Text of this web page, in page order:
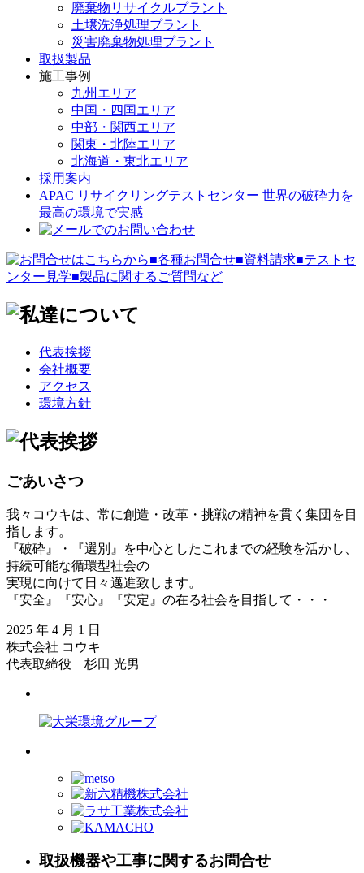
廃棄物リサイクルプラント
土壌洗浄処理プラント
災害廃棄物処理プラント
取扱製品
施工事例
九州エリア
中国・四国エリア
中部・関西エリア
関東・北陸エリア
北海道・東北エリア
採用案内
APAC リサイクリングテストセンター 世界の破砕力を
最高の環境で実感
代表挨拶
会社概要
アクセス
環境方針
ごあいさつ
我々コウキは、常に創造・改革・挑戦の精神を貫く集団を目
指します。
『破砕』・『選別』を中心としたこれまでの経験を活かし、
持続可能な循環型社会の
実現に向けて日々邁進致します。
『安全』『安心』『安定』の在る社会を目指して・・・
2025 年 4 月 1 日
株式会社 コウキ
代表取締役 杉田 光男
取扱機器や工事に関するお問合せ